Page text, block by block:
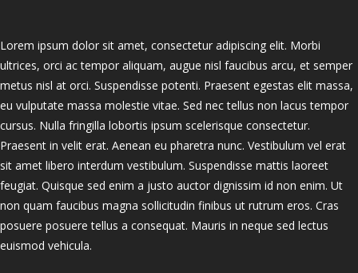
Lorem ipsum dolor sit amet, consectetur adipiscing elit. Morbi
ultrices, orci ac tempor aliquam, augue nisl faucibus arcu, et semper
metus nisl at orci. Suspendisse potenti. Praesent egestas elit massa,
eu vulputate massa molestie vitae. Sed nec tellus non lacus tempor
cursus. Nulla fringilla lobortis ipsum scelerisque consectetur.
Praesent in velit erat. Aenean eu pharetra nunc. Vestibulum vel erat
sit amet libero interdum vestibulum. Suspendisse mattis laoreet
feugiat. Quisque sed enim a justo auctor dignissim id non enim. Ut
non quam faucibus magna sollicitudin finibus ut rutrum eros. Cras
posuere posuere tellus a consequat. Mauris in neque sed lectus
euismod vehicula.